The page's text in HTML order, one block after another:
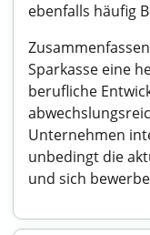
ebenfalls häufig
Sparkasse eine
berufliche
Unternehmen
unbedingt die
und sich